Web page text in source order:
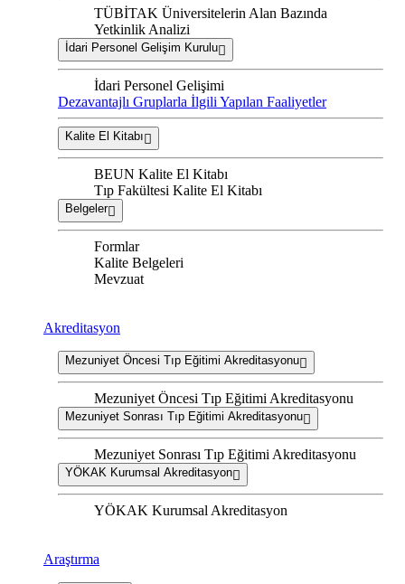
TÜBİTAK Üniversitelerin Alan Bazında
Yetkinlik Analizi
İdari Personel Gelişim Kurulu
İdari Personel Gelişimi
Dezavantajlı Gruplarla İlgili Yapılan Faaliyetler
Kalite El Kitabı
BEUN Kalite El Kitabı
Tıp Fakültesi Kalite El Kitabı
Belgeler
Formlar
Kalite Belgeleri
Mevzuat
Akreditasyon
Mezuniyet Öncesi Tıp Eğitimi Akreditasyonu
Mezuniyet Öncesi Tıp Eğitimi Akreditasyonu
Mezuniyet Sonrası Tıp Eğitimi Akreditasyonu
Mezuniyet Sonrası Tıp Eğitimi Akreditasyonu
YÖKAK Kurumsal Akreditasyon
YÖKAK Kurumsal Akreditasyon
Araştırma